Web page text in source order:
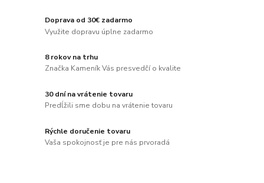
Doprava od 30€ zadarmo
Využite dopravu úplne zadarmo
8 rokov na trhu
Značka Kameník Vás presvedčí o kvalite
30 dní na vrátenie tovaru
Predĺžili sme dobu na vrátenie tovaru
Rýchle doručenie tovaru
Vaša spokojnosť je pre nás prvoradá